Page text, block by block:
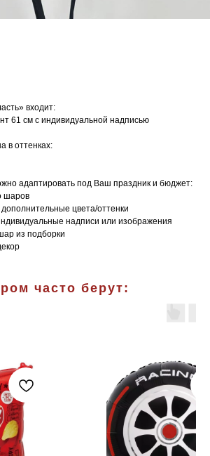
входит:
61 см с индивидуальной надписью
в оттенках:
адаптировать под Ваш праздник и бюджет:
шаров
цвета/оттенки
надписи или изображения
из подборки
часто берут: